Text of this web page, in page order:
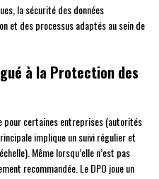
la sécurité des données
et des processus adaptés au sein de
à la Protection des
pour certaines entreprises (autorités
implique un suivi régulier et
Même lorsqu’elle n’est pas
recommandée. Le DPO joue un